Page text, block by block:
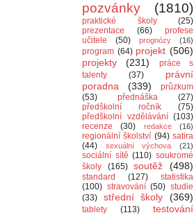
pozvánky
(1810)
praktické školy
(25)
prezentace
(66)
profese
učitele
(50) prognózy (16)
program (64) projekt (506)
projekty
(231)
práce s
talenty
(37)
právní
poradna
(339)
průzkum
(53)
přednáška
(27)
předškolní ročník
(75)
předškolní vzdělávání (103)
recenze
(30) redakce (16)
regionální školství (94) satira
(44)
sexuální výchova (21)
sociální sítě (110) soukromé
školy
(165) soutěž (498)
standard (127)
statistika
(100) stravování (50) studie
(33)
střední školy (369)
tablety (113)
testování